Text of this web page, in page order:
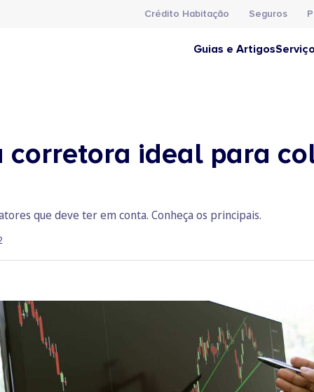
Crédito Habitação Seguros
Guias e Artigos
corretora ideal para
que deve ter em conta. Conheça os principais.